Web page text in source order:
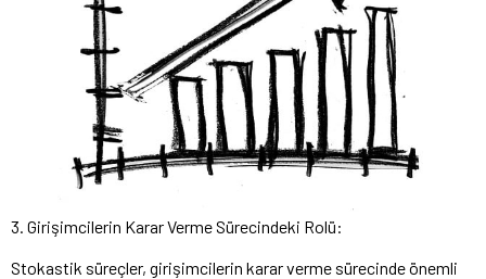
3. Girişimcilerin Karar Verme Sürecindeki Rolü:
Stokastik süreçler, girişimcilerin karar verme sürecinde önemli